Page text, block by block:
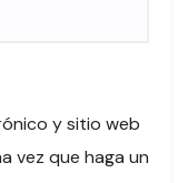
y sitio web
vez que haga un